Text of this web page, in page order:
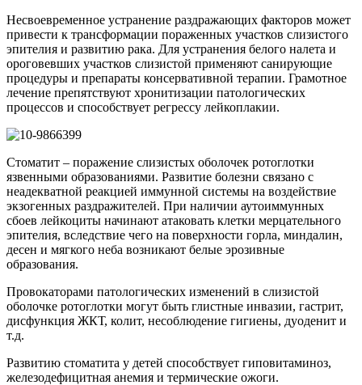
Несвоевременное устранение раздражающих факторов может
привести к трансформации пораженных участков слизистого
эпителия и развитию рака. Для устранения белого налета и
ороговевших участков слизистой применяют санирующие
процедуры и препараты консервативной терапии. Грамотное
лечение препятствуют хронитизации патологических
процессов и способствует регрессу лейкоплакии.
Стоматит – поражение слизистых оболочек ротоглотки
язвенными образованиями. Развитие болезни связано с
неадекватной реакцией иммунной системы на воздействие
экзогенных раздражителей. При наличии аутоиммунных
сбоев лейкоциты начинают атаковать клетки мерцательного
эпителия, вследствие чего на поверхности горла, миндалин,
десен и мягкого неба возникают белые эрозивные
образования.
Провокаторами патологических изменений в слизистой
оболочке ротоглотки могут быть глистные инвазии, гастрит,
дисфункция ЖКТ, колит, несоблюдение гигиены, дуоденит и
т.д.
Развитию стоматита у детей способствует гиповитаминоз,
железодефицитная анемия и термические ожоги.